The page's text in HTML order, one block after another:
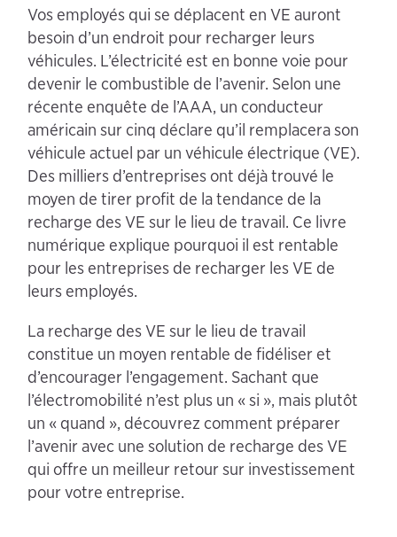
Vos employés qui se déplacent en VE auront
besoin d’un endroit pour recharger leurs
véhicules. L’électricité est en bonne voie pour
devenir le combustible de l’avenir. Selon une
récente enquête de l’AAA, un conducteur
américain sur cinq déclare qu’il remplacera son
véhicule actuel par un véhicule électrique (VE).
Des milliers d’entreprises ont déjà trouvé le
moyen de tirer profit de la tendance de la
recharge des VE sur le lieu de travail. Ce livre
numérique explique pourquoi il est rentable
pour les entreprises de recharger les VE de
leurs employés.
La recharge des VE sur le lieu de travail
constitue un moyen rentable de fidéliser et
d’encourager l’engagement. Sachant que
l’électromobilité n’est plus un « si », mais plutôt
un « quand », découvrez comment préparer
l’avenir avec une solution de recharge des VE
qui offre un meilleur retour sur investissement
pour votre entreprise.